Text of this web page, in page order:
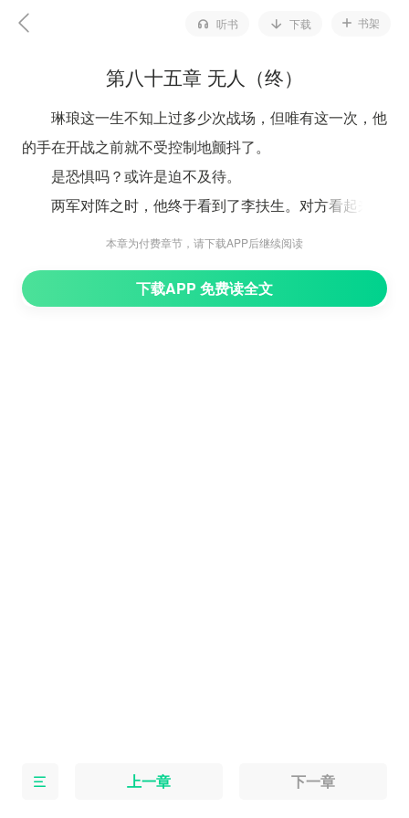
听书 下载 书架
第八十五章 无人（终）
琳琅这一生不知上过多少次战场，但唯有这一次，他
的手在开战之前就不受控制地颤抖了。
是恐惧吗？或许是迫不及待。
两军对阵之时，他终于看到了李扶生。对方看起来还
活得好端端的，神情是一如从前的懒散，在大战来临之际
而面对朝廷的再一次劝降，西阙王只是笑了笑，“盛
本章为付费章节，请下载APP后继续阅读
下载APP 免费读全文
上一章 下一章